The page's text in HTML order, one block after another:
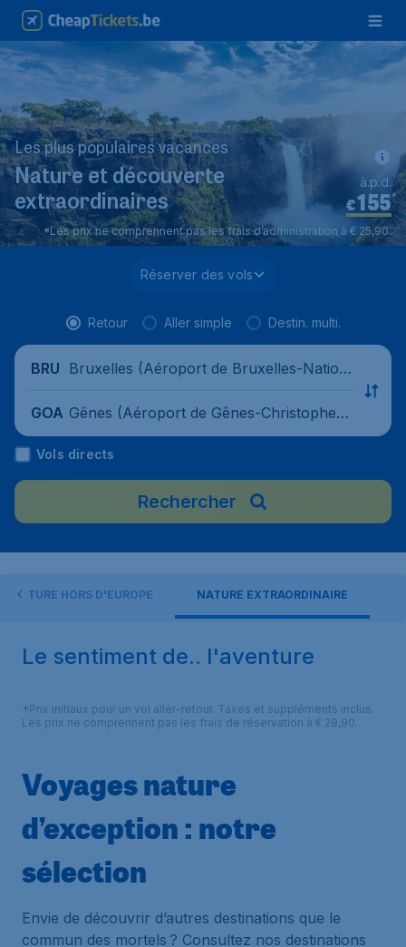
Les plus populaires vacances
Nature et découverte
extraordinaires
€155*
à.p.d.
*Les prix ne comprennent pas les frais d’administration à € 25,90.
Réserver des vols
Retour Aller simple Destin. multi.
BRU Bruxelles (Aéroport de Bruxelles-Nation
GOA Gênes (Aéroport de Gênes-Christophe-C
olomb), Italie
Vols directs
Rechercher
NATURE HORS D'EUROPE NATURE EXTRAORDINAIRE
Le sentiment de.. l'aventure
*Prix initiaux pour un vol aller-retour. Taxes et suppléments inclus.
Les prix ne comprennent pas les frais de réservation à € 29,90.
Voyages nature
d’exception : notre
sélection
Envie de découvrir d’autres destinations que le
commun des mortels ? Consultez nos destinations